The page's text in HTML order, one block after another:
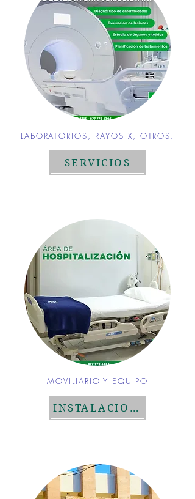
LABORATORIOS, RAYOS X, OTROS.
SERVICIOS
MOVILIARIO Y EQUIPO
INSTALACIONES